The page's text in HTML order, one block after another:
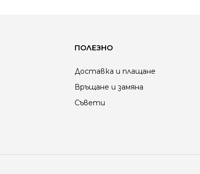
ПОЛЕЗНО
Доставка и плащане
Връщане и замяна
Съвети